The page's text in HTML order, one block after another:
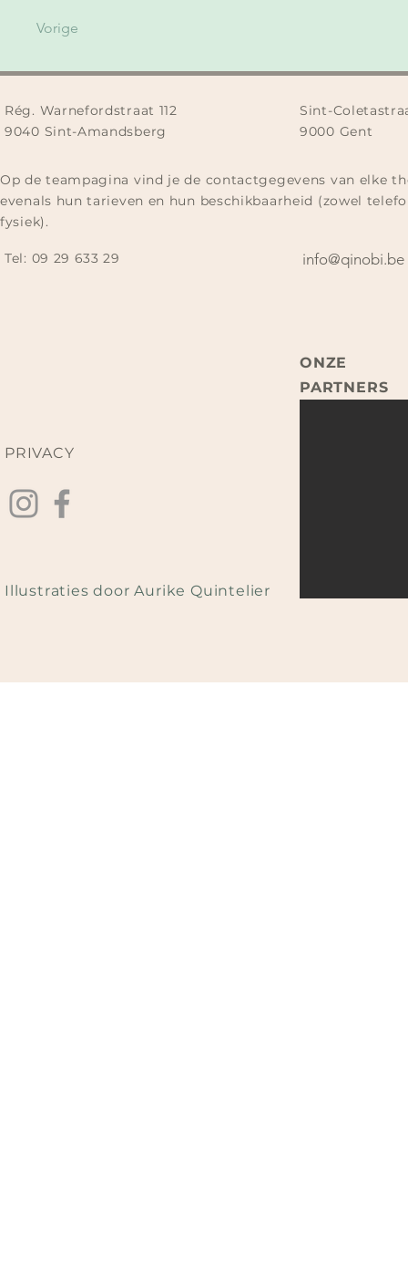
Vorige
Rég. Warnefordstraat 112
9040 Sint-Amandsberg
Sint-
9000 Gent
Op de teampagina vind je de contactgegevens van elke
evenals hun tarieven en hun beschikbaarheid (zowel
fysiek).
Tel: 09 29 633 29​ info@qinobi.be
ONZE
PARTNERS
PRIVACY
Illustraties door Aurike Quintelier